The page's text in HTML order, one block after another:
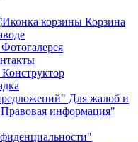
Корзина
Фотогалерея
Конструктор
Для жалоб и